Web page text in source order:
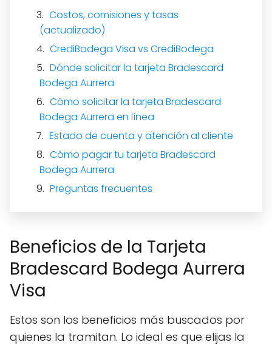
Costos, comisiones y tasas
(actualizado)
CrediBodega Visa vs CrediBodega
Dónde solicitar la tarjeta Bradescard
Bodega Aurrera
Cómo solicitar la tarjeta Bradescard
Bodega Aurrera en línea
Estado de cuenta y atención al cliente
Cómo pagar tu tarjeta Bradescard
Bodega Aurrera
Preguntas frecuentes
Beneficios de la Tarjeta
Bradescard Bodega Aurrera
Visa
Estos son los beneficios más buscados por
quienes la tramitan. Lo ideal es que elijas la